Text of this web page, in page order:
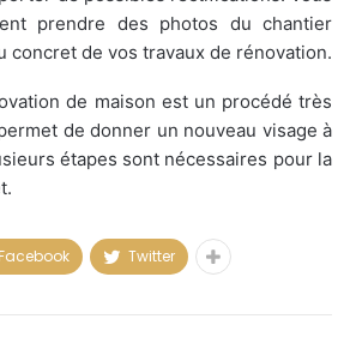
prendre des photos du chantier
concret de vos travaux de rénovation.
de maison est un procédé très
de donner un nouveau visage à
étapes sont nécessaires pour la
Facebook Twitter